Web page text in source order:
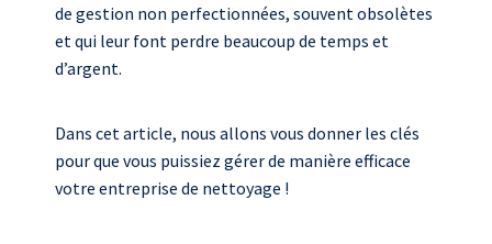
de gestion non perfectionnées, souvent obsolètes
et qui leur font perdre beaucoup de temps et
d’argent.
Dans cet article, nous allons vous donner les clés
pour que vous puissiez gérer de manière efficace
votre entreprise de nettoyage !